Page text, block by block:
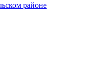
районе